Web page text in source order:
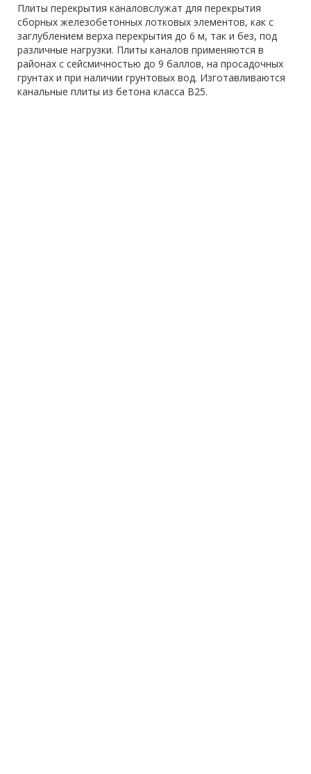
Плиты перекрытия каналовслужат для перекрытия
сборных железобетонных лотковых элементов, как с
заглублением верха перекрытия до 6 м, так и без, под
различные нагрузки. Плиты каналов применяются в
районах с сейсмичностью до 9 баллов, на просадочных
грунтах и при наличии грунтовых вод. Изготавливаются
канальные плиты из бетона класса В25.